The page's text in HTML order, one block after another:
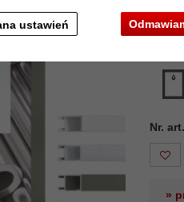
ustawień
Nr.
»